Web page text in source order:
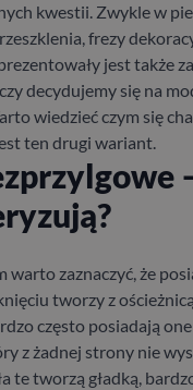
kwestii. Zwykle w
frezy
jest także
decydujemy się na
wiedzieć czym się
ten drugi wariant.
warto zaznaczyć, że
tworzy z
często posiadają one
z żadnej strony nie
te tworzą gładką,